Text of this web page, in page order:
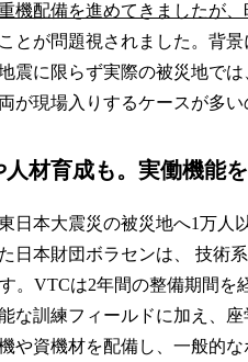
機配備を進めてきましたが
ことが問題視されました。背
震に限らず実際の被災地で
が現場入りするケースが多い
材育成も。実働機能
日本大震災の被災地へ1万人
日本財団ボラセンは、 技術
。VTCは2年間の整備期間を
な訓練フィールドに加え、
や資機材を配備し、一般的